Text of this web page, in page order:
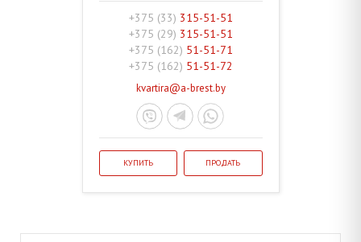
+375 (33) 315-51-51
+375 (29) 315-51-51
+375 (162) 51-51-71
+375 (162) 51-51-72
kvartira@a-brest.by
КУПИТЬ ПРОДАТЬ